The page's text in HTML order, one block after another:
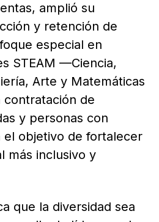
amplió su
y retención de
especial en
STEAM —Ciencia,
Arte y Matemáticas
de
y personas con
el objetivo de fortalecer
más inclusivo y
que la diversidad sea